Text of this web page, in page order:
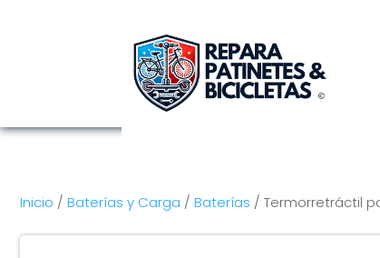
Inicio / Baterías y Carga / Baterías / Termorretráctil